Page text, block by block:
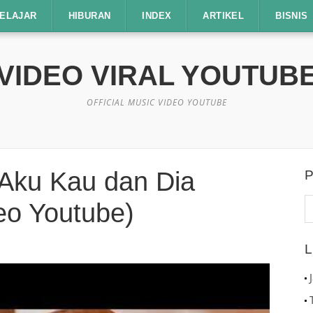
HIBURAN INDEX ARTIKEL BISNIS
VIRAL
OFFICIAL MUSIC VIDEO YOUTUBE
Kau dan Dia
Youtube)